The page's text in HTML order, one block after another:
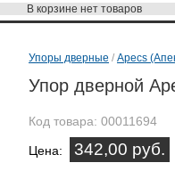
В корзине нет товаров
Упоры дверные / Apecs
Упор дверной
Код товара: 00011694
Цена: 342,00 руб.